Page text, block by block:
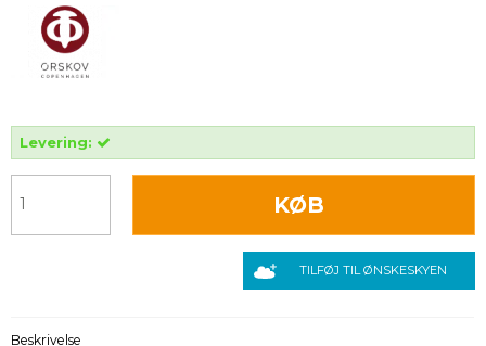
Levering:
KØB
TILFØJ TIL ØNSKESKYEN
Beskrivelse